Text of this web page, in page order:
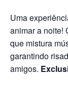
Uma
animar a noite!
que mistura
garantindo
amigos.